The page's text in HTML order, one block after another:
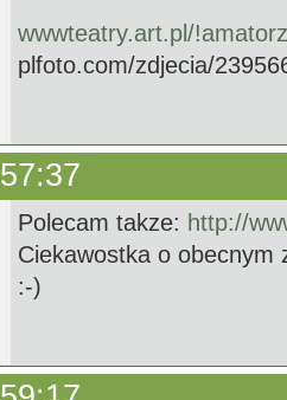
wwwteatry.art.pl/
plfoto.com/zdjecia/
Polecam takze: http://
Ciekawostka o obecnym
:-)